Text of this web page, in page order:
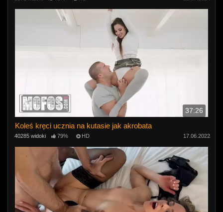
37:26
Koleś kręci ucznia na kutasie jak akrobata
40285 widoki 79% HD 17.06.2022